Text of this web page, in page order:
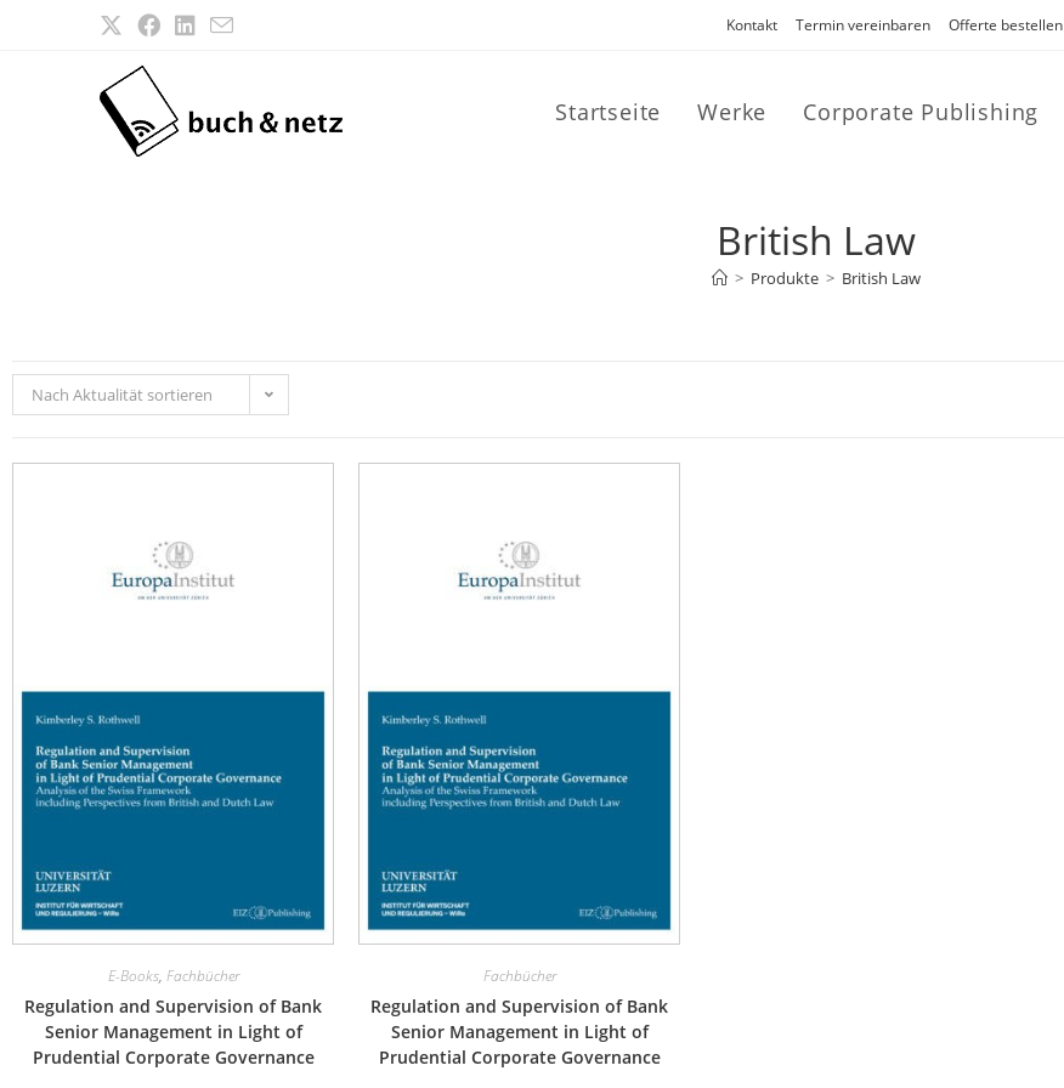
Kontakt Termin vereinbaren Offerte bestellen
Startseite Werke Corporate Publishing
British Law
> Produkte > British Law
Nach Aktualität sortieren
E-Books, Fachbücher
Regulation and Supervision of Bank
Senior Management in Light of
Prudential Corporate Governance
Fachbücher
Regulation and Supervision of Bank
Senior Management in Light of
Prudential Corporate Governance